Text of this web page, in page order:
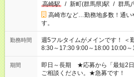
高崎駅
/ 新町(群馬県)駅 / 群馬
高崎市など…勤務地多数！通い
す。
勤務時間
週5フルタイムがメインです！ ＜勤務時間の例＞ 8:00～17:00
8:30～17:30 9:00～18:00 10:00
その他にも勤務時間多数！ 日勤
ご希望を教えてください！
期間
即日～長期 ★応募から「最短2日
ご相談ください。★急募です！